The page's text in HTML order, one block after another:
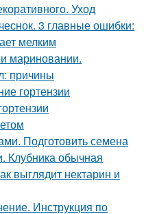
Уход
3 главные ошибки:
мелким
мариновании.
причины
гортензии
Подготовить семена
Клубника обычная
выглядит нектарин и
Инструкция по